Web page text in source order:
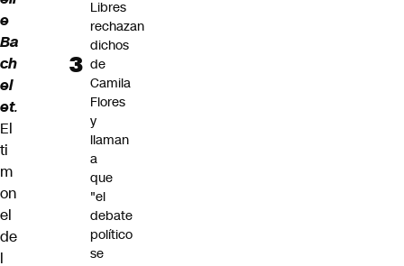
e
Ba
ch
el
et.
El
ti
m
on
el
de
l
Libres
rechazan
dichos
de
Camila
Flores
y
llaman
a
que
"el
debate
político
se